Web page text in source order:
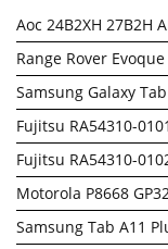
Aoc 24B2XH 27B2H
Range Rover
Samsung Galaxy
Fujitsu RA54310-0101
Fujitsu RA54310-
Motorola P8668
Samsung Tab A11